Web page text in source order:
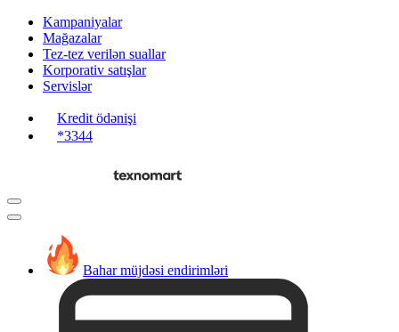
Kampaniyalar
Mağazalar
Tez-tez verilən suallar
Korporativ satışlar
Servislər
Kredit ödənişi
*3344
Bahar müjdəsi endirimləri